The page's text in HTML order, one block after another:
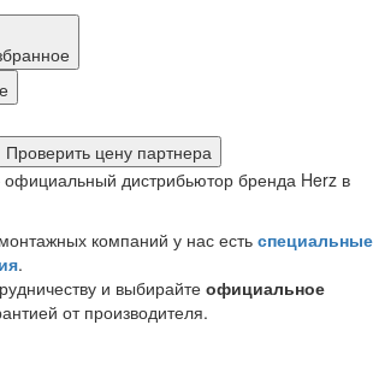
Проверить цену партнера
официальный дистрибьютор бренда Herz в
компаний у нас есть специальные
.
и выбирайте официальное
от производителя.